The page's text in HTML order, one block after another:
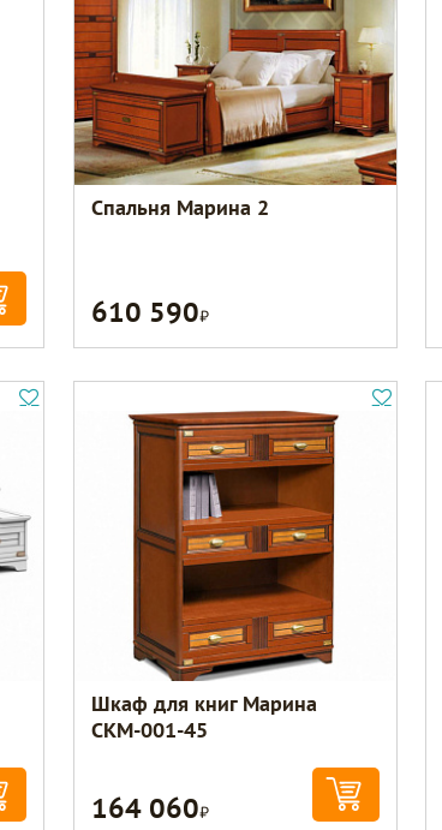
Спальня Марина 2
610 590Р
Шкаф для книг Марина
СКМ-001-45
164 060Р